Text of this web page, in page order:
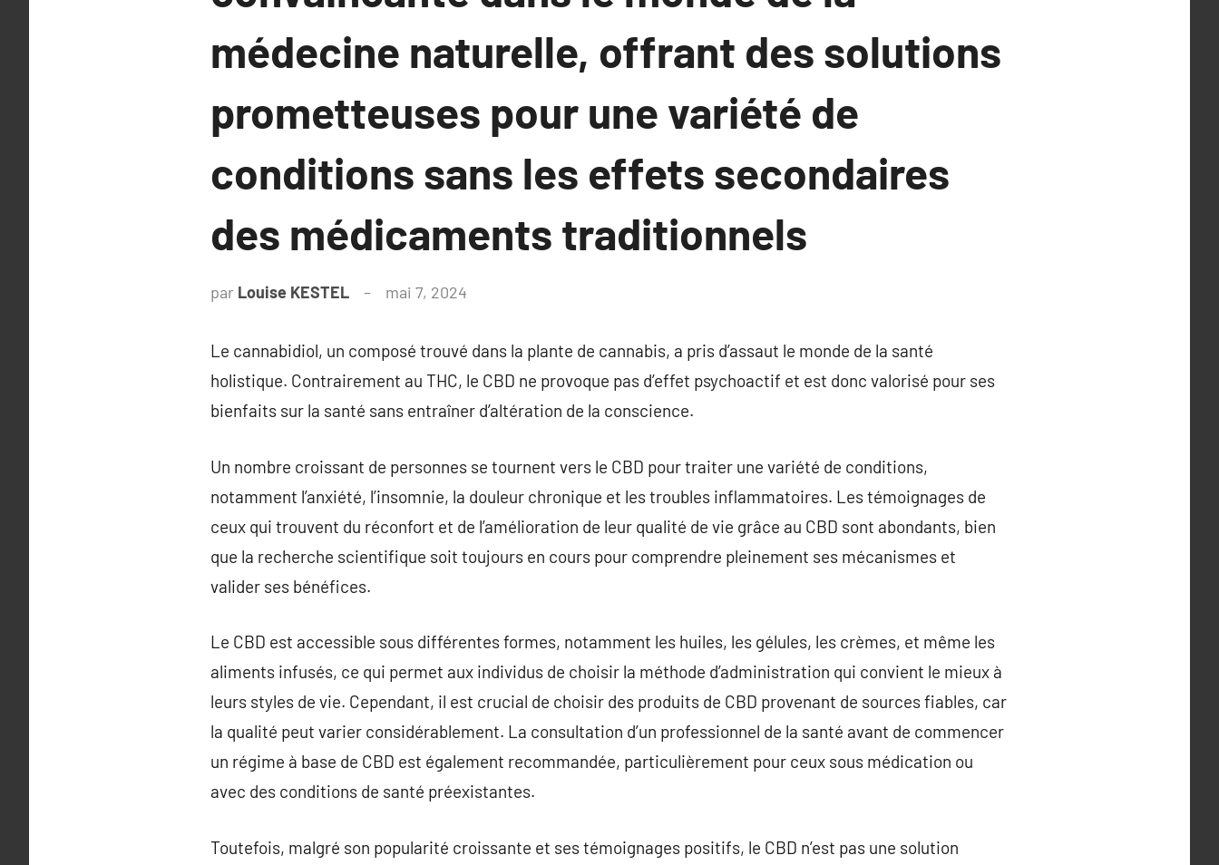
médecine naturelle, offrant des solutions
prometteuses pour une variété de
conditions sans les effets secondaires
des médicaments traditionnels
par Louise KESTEL mai 7, 2024
Le cannabidiol, un composé trouvé dans la plante de cannabis, a pris d’assaut le monde de la santé
holistique. Contrairement au THC, le CBD ne provoque pas d’effet psychoactif et est donc valorisé pour ses
bienfaits sur la santé sans entraîner d’altération de la conscience.
Un nombre croissant de personnes se tournent vers le CBD pour traiter une variété de conditions,
notamment l’anxiété, l’insomnie, la douleur chronique et les troubles inflammatoires. Les témoignages de
ceux qui trouvent du réconfort et de l’amélioration de leur qualité de vie grâce au CBD sont abondants, bien
que la recherche scientifique soit toujours en cours pour comprendre pleinement ses mécanismes et
valider ses bénéfices.
Le CBD est accessible sous différentes formes, notamment les huiles, les gélules, les crèmes, et même les
aliments infusés, ce qui permet aux individus de choisir la méthode d’administration qui convient le mieux à
leurs styles de vie. Cependant, il est crucial de choisir des produits de CBD provenant de sources fiables, car
la qualité peut varier considérablement. La consultation d’un professionnel de la santé avant de commencer
un régime à base de CBD est également recommandée, particulièrement pour ceux sous médication ou
avec des conditions de santé préexistantes.
Toutefois, malgré son popularité croissante et ses témoignages positifs, le CBD n’est pas une solution